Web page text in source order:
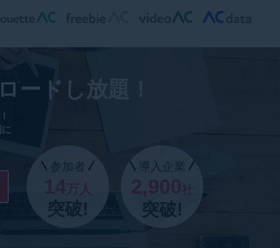
ドし放題！
参加者
突破!
導入企業
突破!